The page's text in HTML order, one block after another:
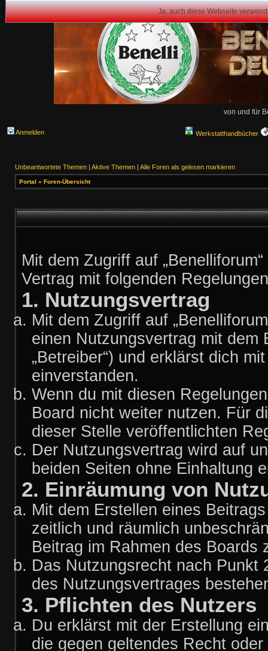
Ja, auch diese Webseite
von und für
Anmelden Werkstatthandbücher
Unbeantwortete Themen | Aktive Themen | Alle Foren als gelesen markieren
Portal » Foren-Übersicht
Mit dem Zugriff auf
Vertrag mit folgenden
1. Nutzungsvertrag
Mit dem Zugriff auf
einen Nutzungsvertrag mit dem
„Betreiber“) und erklärst dich
einverstanden.
Wenn du mit diesen
Board nicht weiter nutzen. Für
dieser Stelle veröffentlichten
Der Nutzungsvertrag wird auf
beiden Seiten ohne Einhaltung
2. Einräumung von
Mit dem Erstellen eines
zeitlich und räumlich
Beitrag im Rahmen des Boards
Das Nutzungsrecht nach Punkt
des Nutzungsvertrages
3. Pflichten des Nutzers
Du erklärst mit der Erstellung
die gegen geltendes Recht